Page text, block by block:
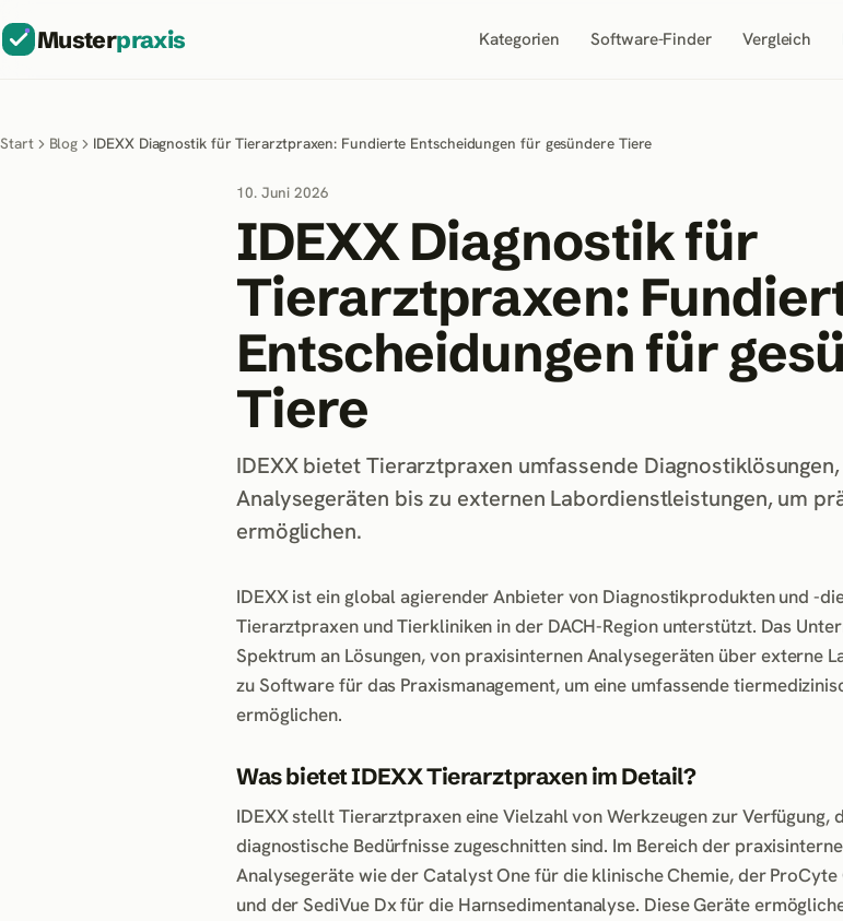
Musterpraxis Kategorien Software-Finder Vergleich
Start Blog IDEXX Diagnostik für Tierarztpraxen: Fundierte Entscheidungen für gesündere Tiere
10. Juni 2026
IDEXX Diagnostik für
Tierarztpraxen:
Entscheidungen für
Tiere
IDEXX bietet Tierarztpraxen umfassende
Analysegeräten bis zu externen Labordienstleistungen, um
ermöglichen.
IDEXX ist ein global agierender Anbieter von Diagnostikprodukten und -
Tierarztpraxen und Tierkliniken in der DACH-Region unterstützt. Das
Spektrum an Lösungen, von praxisinternen Analysegeräten über externe
zu Software für das Praxismanagement, um eine umfassende
ermöglichen.
Was bietet IDEXX Tierarztpraxen im Detail?
IDEXX stellt Tierarztpraxen eine Vielzahl von Werkzeugen zur Verfügung,
diagnostische Bedürfnisse zugeschnitten sind. Im Bereich der
Analysegeräte wie der Catalyst One für die klinische Chemie, der
und der SediVue Dx für die Harnsedimentanalyse. Diese Geräte